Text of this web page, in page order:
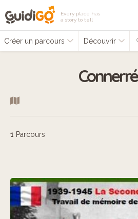
Every place has
a story to tell
Créer un parcours Découvrir
Connerré
1 Parcours